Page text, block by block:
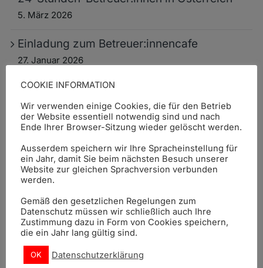
5. März 2026
Einladung zum Betreuer:innencafe
27. Januar 2026
Arbeitsunfähig? Diese SVS-Leistungen
könnten euch helfen!
21. Januar 2026
Erstes Betreuer:innencafe 2026
16. Januar 2026
DREPT ist jetzt neu auf Instagram!
8. Januar 2026
Einladung zum Betreuer:innencafe in
Vöklabruck, 19.11.2025 und 17.12.2025,
COOKIE INFORMATION
Wir verwenden einige Cookies, die für den Betrieb
der Website essentiell notwendig sind und nach
Ende Ihrer Browser-Sitzung wieder gelöscht werden.
Ausserdem speichern wir Ihre Spracheinstellung für
ein Jahr, damit Sie beim nächsten Besuch unserer
Website zur gleichen Sprachversion verbunden
werden.
Gemäß den gesetzlichen Regelungen zum
Datenschutz müssen wir schließlich auch Ihre
Zustimmung dazu in Form von Cookies speichern,
die ein Jahr lang gültig sind.
OK Datenschutzerklärung